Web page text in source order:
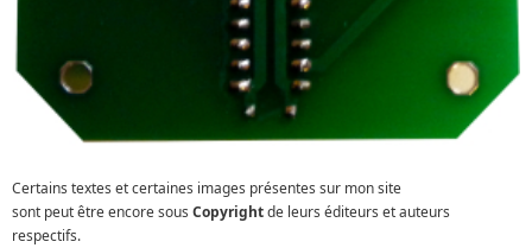
Certains textes et certaines images présentes sur mon site
sont peut être encore sous Copyrightde leurs éditeurs et auteurs
respectifs.